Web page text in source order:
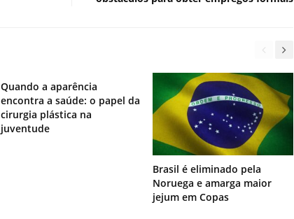
Quando a aparência
encontra a saúde: o papel da
cirurgia plástica na
juventude
Brasil é eliminado pela
Noruega e amarga maior
jejum em Copas